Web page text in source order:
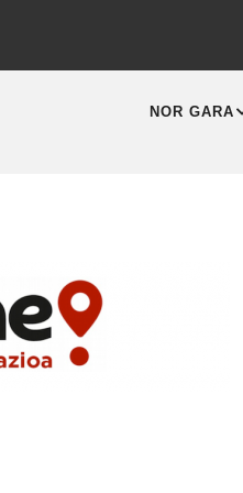
NAVIGATION
NOR GARA